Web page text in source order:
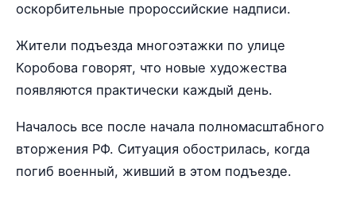
оскорбительные пророссийские надписи.
Жители подъезда многоэтажки по улице
Коробова говорят, что новые художества
появляются практически каждый день.
Началось все после начала полномасштабного
вторжения РФ. Ситуация обострилась, когда
погиб военный, живший в этом подъезде.